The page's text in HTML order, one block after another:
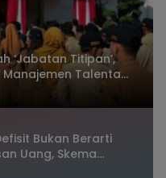
‘Jabatan Titipan’,
Manajemen Talenta
Bukan Berarti
Uang, Skema
Keuangan